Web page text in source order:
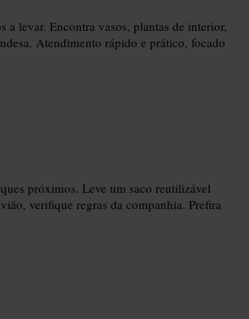
a levar. Encontra vasos, plantas de interior,
Atendimento rápido e prático, focado
próximos. Leve um saco reutilizável
verifique regras da companhia. Prefira